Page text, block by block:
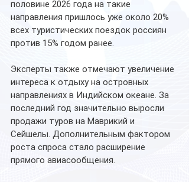
половине 2026 года на такие
направления пришлось уже около 20%
всех туристических поездок россиян
против 15% годом ранее.
Эксперты также отмечают увеличение
интереса к отдыху на островных
направлениях в Индийском океане. За
последний год значительно выросли
продажи туров на Маврикий и
Сейшелы. Дополнительным фактором
роста спроса стало расширение
прямого авиасообщения.